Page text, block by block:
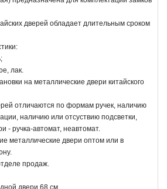
дверей обладает длительным сроком
лак.
на металлические двери китайского
отличаются по формам ручек, наличию
наличию или отсуствию подсветки,
- ручка-автомат, неавтомат.
металлические двери оптом или в
продаж.
двери 68 см